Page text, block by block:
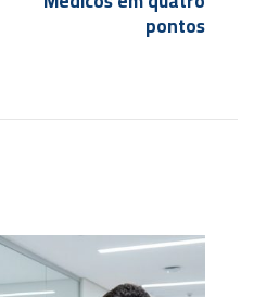
pontos